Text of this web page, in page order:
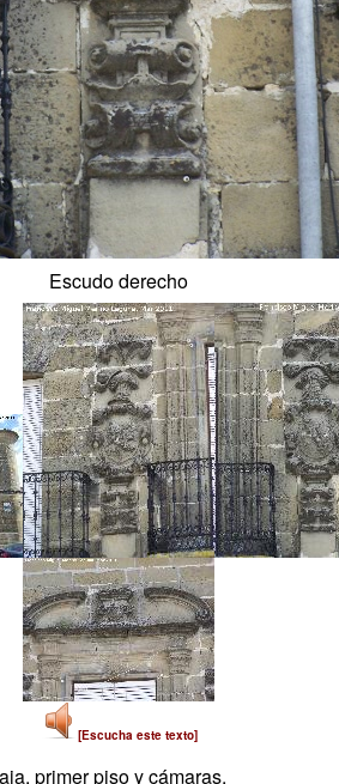
Escudo derecho
[Escucha este texto]
primer piso y cámaras.